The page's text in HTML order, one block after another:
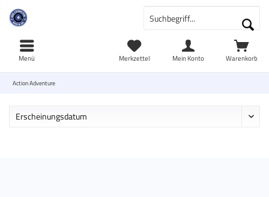
Warenkorb
Merkzettel Mein Konto
Menü
Action Adventure